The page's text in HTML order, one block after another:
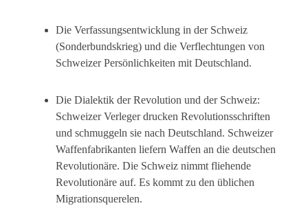
Die Verfassungsentwicklung in der Schweiz
(Sonderbundskrieg) und die Verflechtungen von
Schweizer Persönlichkeiten mit Deutschland.
Die Dialektik der Revolution und der Schweiz:
Schweizer Verleger drucken Revolutionsschriften
und schmuggeln sie nach Deutschland. Schweizer
Waffenfabrikanten liefern Waffen an die deutschen
Revolutionäre. Die Schweiz nimmt fliehende
Revolutionäre auf. Es kommt zu den üblichen
Migrationsquerelen.